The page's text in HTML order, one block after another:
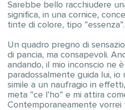
Sarebbe bello racchiudere
significa, in una cornice,
tinte di colore, tipo
Un quadro pregno di
di pancia, ma consapevoli.
andando, il mio inconscio ne
paradossalmente guida lui, io
simile a un naufragio in
meta ”ce l’ho” e mi attira
Contemporaneamente